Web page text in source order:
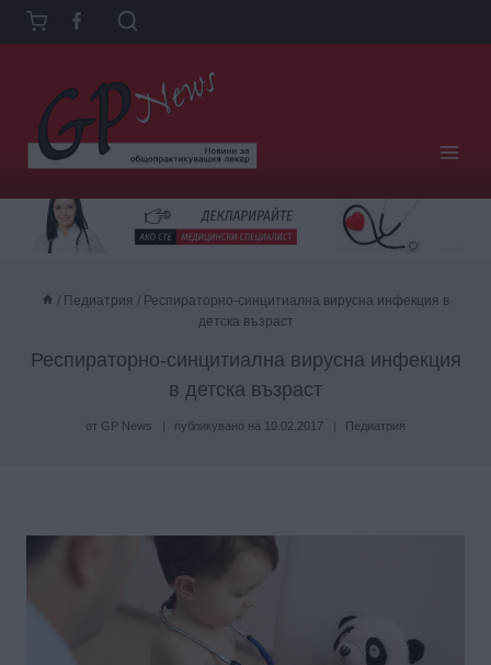
Към
съдържанието
/ Педиатрия / Респираторно-синцитиална вирусна инфекция в
детска възраст
Респираторно-синцитиална вирусна инфекция
в детска възраст
от GP News публикувано на 10.02.2017 Педиатрия